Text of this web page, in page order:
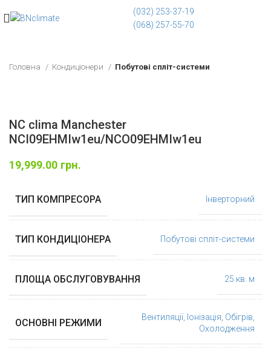
(032) 253-37-19
(068) 257-55-70
Головна Кондиціонери Побутові спліт-системи
NC clima Manchester
NCI09EHMIw1eu/NCO09EHMIw1eu
19,999.00 грн.
ТИП КОМПРЕСОРА Інверторний
ТИП КОНДИЦІОНЕРА Побутові спліт-системи
ПЛОЩА ОБСЛУГОВУВАННЯ 25 кв. м
ОСНОВНІ РЕЖИМИ Вентиляції, Іонізація, Обігрів,
Охолодження